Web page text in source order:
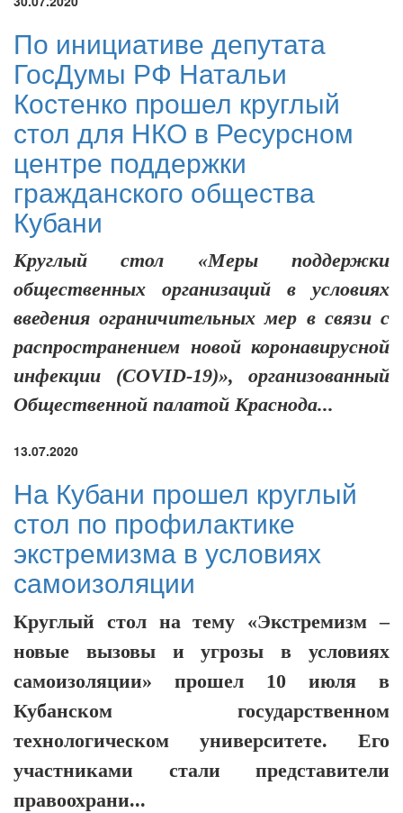
По инициативе депутата
ГосДумы РФ Натальи
Костенко прошел круглый
стол для НКО в Ресурсном
центре поддержки
гражданского общества
Кубани
Круглый стол «Меры поддержки
общественных организаций в условиях
введения ограничительных мер в связи с
распространением новой коронавирусной
инфекции (COVID-19)», организованный
Общественной палатой Краснода...
13.07.2020
На Кубани прошел круглый
стол по профилактике
экстремизма в условиях
самоизоляции
Круглый стол на тему «Экстремизм –
новые вызовы и угрозы в условиях
самоизоляции» прошел 10 июля в
Кубанском государственном
технологическом университете. Его
участниками стали представители
правоохрани...